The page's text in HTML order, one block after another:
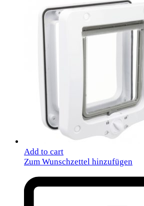
Add to cart
Zum Wunschzettel hinzufügen